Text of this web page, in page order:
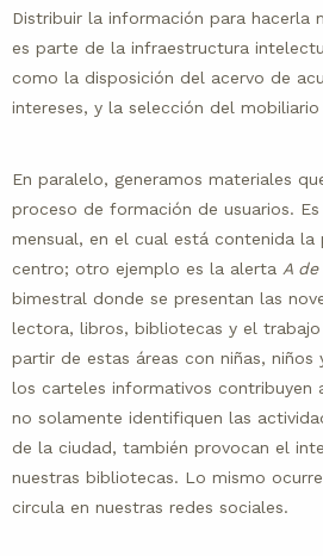
Distribuir la información para hacerla
es parte de la infraestructura
como la disposición del acervo de
intereses, y la selección del
En paralelo, generamos materiales
proceso de formación de usuarios.
mensual, en el cual está contenida la
centro; otro ejemplo es la alerta A
bimestral donde se presentan las
lectora, libros, bibliotecas y el
partir de estas áreas con niñas,
los carteles informativos contribuyen
no solamente identifiquen las
de la ciudad, también provocan el
nuestras bibliotecas. Lo mismo
circula en nuestras redes sociales.